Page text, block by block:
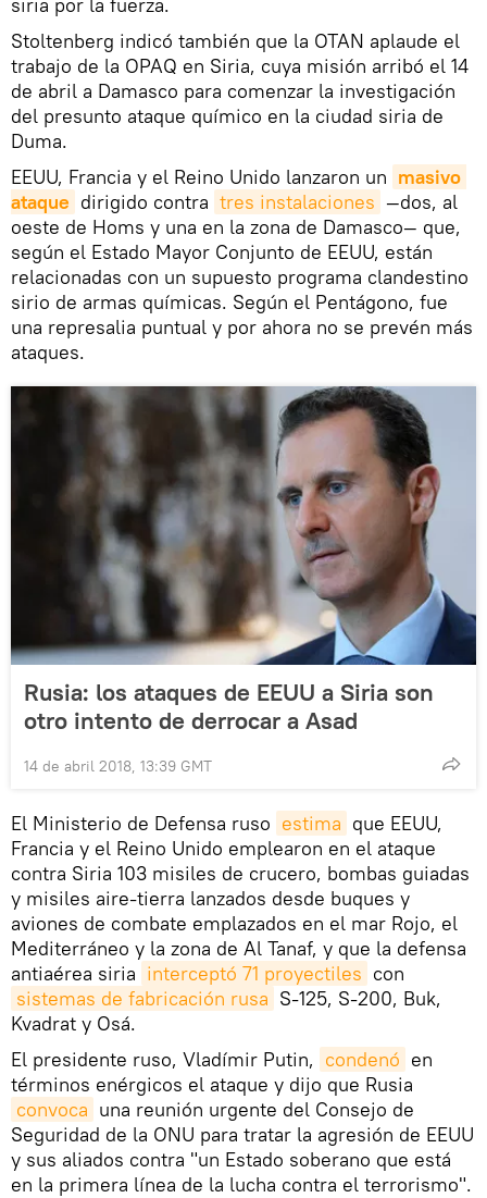
Stoltenberg indicó también que la OTAN aplaude el
trabajo de la OPAQ en Siria, cuya misión arribó el 14
de abril a Damasco para comenzar la investigación
del presunto ataque químico en la ciudad siria de
Duma.
EEUU, Francia y el Reino Unido lanzaron un masivo
ataque dirigido contra tres instalaciones —dos, al
oeste de Homs y una en la zona de Damasco— que,
según el Estado Mayor Conjunto de EEUU, están
relacionadas con un supuesto programa clandestino
sirio de armas químicas. Según el Pentágono, fue
una represalia puntual y por ahora no se prevén más
ataques.
Rusia: los ataques de EEUU a Siria son
otro intento de derrocar a Asad
14 de abril 2018, 13:39 GMT
El Ministerio de Defensa ruso estima que EEUU,
Francia y el Reino Unido emplearon en el ataque
contra Siria 103 misiles de crucero, bombas guiadas
y misiles aire-tierra lanzados desde buques y
aviones de combate emplazados en el mar Rojo, el
Mediterráneo y la zona de Al Tanaf, y que la defensa
antiaérea siria interceptó 71 proyectiles con
sistemas de fabricación rusa S-125, S-200, Buk,
Kvadrat y Osá.
El presidente ruso, Vladímir Putin, condenó en
términos enérgicos el ataque y dijo que Rusia
convoca una reunión urgente del Consejo de
Seguridad de la ONU para tratar la agresión de EEUU
y sus aliados contra "un Estado soberano que está
en la primera línea de la lucha contra el terrorismo".